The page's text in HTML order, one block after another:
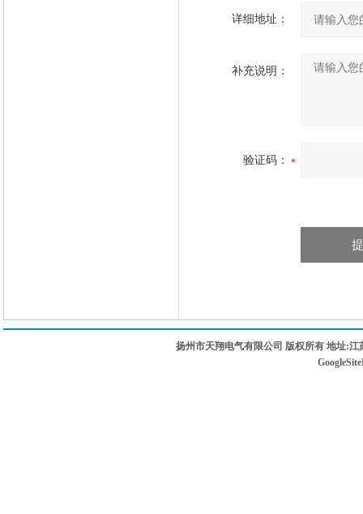
详细地址：
补充说明：
验证码：
扬州市天翔电气有限公司 版权所有 地址: